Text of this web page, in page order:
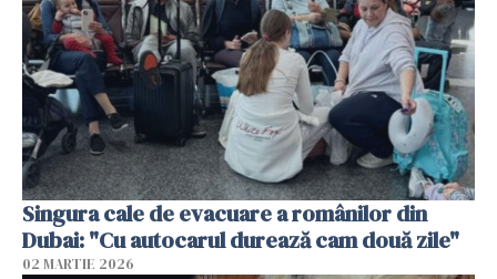
Singura cale de evacuare a românilor din
Dubai: "Cu autocarul durează cam două zile"
02 MARTIE 2026